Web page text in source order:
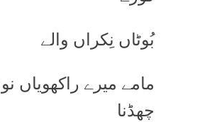
بُوٹاں نِکراں والے
مامے میرے راکھویاں
چھڈنا